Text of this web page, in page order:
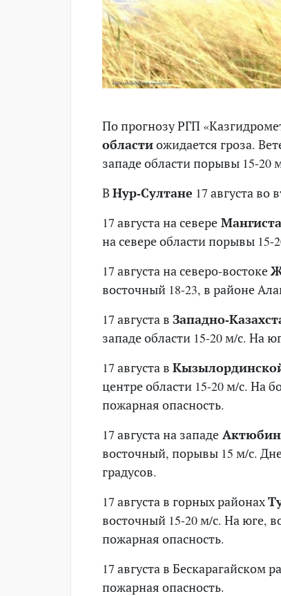
По прогнозу РГП
областиожидается гроза.
западе области порывы 15-20
В Нур-Султане 17 августа во
17 августа на севере
на севере области порывы 15-
17 августа на северо-востоке
восточный 18-23, в районе
17 августа в Западно-
западе области 15-20 м/с. На
17 августа в
центре области 15-20 м/с. На
пожарная опасность.
17 августа на западе
восточный, порывы 15 м/с.
градусов.
17 августа в горных районах
восточный 15-20 м/с. На юге,
пожарная опасность.
17 августа в Бескарагайском
пожарная опасность.